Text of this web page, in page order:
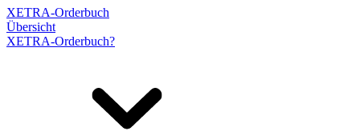
XETRA-Orderbuch
Übersicht
XETRA-Orderbuch?